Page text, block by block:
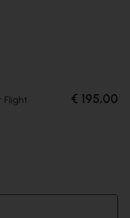
Flight € 195,00